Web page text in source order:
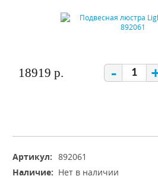
18919 р. -
Артикул: 892061
Наличие: Нет в наличии